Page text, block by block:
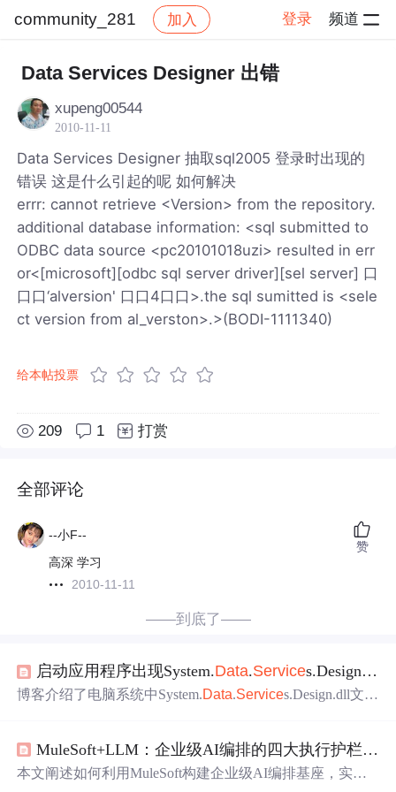
community_281 加入 登录 频道
社区 community_281 帖子详情
Data Services Designer 出错
xupeng00544
2010-11-11
Data Services Designer 抽取sql2005 登录时出现的
错误 这是什么引起的呢 如何解决
errr: cannot retrieve <Version> from the repository.
additional database information: <sql submitted to
ODBC data source <pc20101018uzi> resulted in err
or<[microsoft][odbc sql server driver][sel server] 口
口口‘alversion' 口口4口口>.the sql sumitted is <sele
ct version from al_verston>.>(BODI-1111340)
给本帖投票
209 1 打赏
全部评论
--小F--
高深 学习
2010-11-11
赞
——到底了——
启动应用程序出现System.Data.Services.Design.dll找不到问题
博客介绍了电脑系统中System.Data.Services.Design.dll文件
杀毒软件信任列表；二是使用DLLEscort软件自动修复，该
软件能修复多种运行库文件。
MuleSoft+LLM：企业级AI编排的四大执行护栏与意图驱动实践
本文阐述如何利用MuleSoft构建企业级AI编排基座，实现L